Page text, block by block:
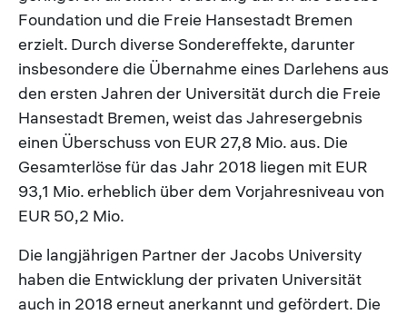
Foundation und die Freie Hansestadt Bremen
erzielt. Durch diverse Sondereffekte, darunter
insbesondere die Übernahme eines Darlehens aus
den ersten Jahren der Universität durch die Freie
Hansestadt Bremen, weist das Jahresergebnis
einen Überschuss von EUR 27,8 Mio. aus. Die
Gesamterlöse für das Jahr 2018 liegen mit EUR
93,1 Mio. erheblich über dem Vorjahresniveau von
EUR 50,2 Mio.
Die langjährigen Partner der Jacobs University
haben die Entwicklung der privaten Universität
auch in 2018 erneut anerkannt und gefördert. Die